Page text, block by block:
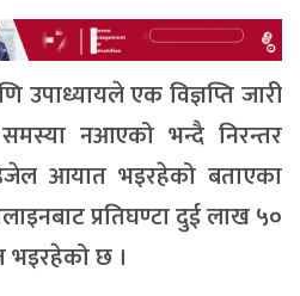
उपाध्यायले एक विज्ञप्ति जारी
नआएको भन्दै निरन्तर
आयात भइरहेको बताएका
प्रतिघण्टा दुई लाख ५०
भइरहेको छ ।